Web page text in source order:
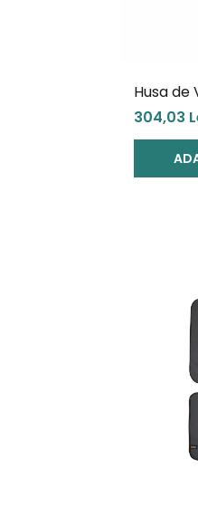
Husa
Scaun
S Grey
304,03